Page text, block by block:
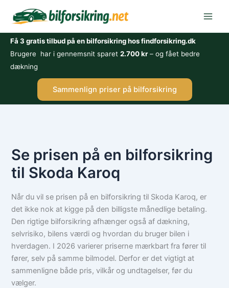
Få 3 gratis tilbud på en bilforsikring hos findforsikring.dk
Brugere har i gennemsnit sparet 2.700 kr– og fået bedre
dækning
Sammenlign priser på bilforsikring
Se prisen på en bilforsikring
til Skoda Karoq
Når du vil se prisen på en bilforsikring til Skoda Karoq, er
det ikke nok at kigge på den billigste månedlige betaling.
Den rigtige bilforsikring afhænger også af dækning,
selvrisiko, bilens værdi og hvordan du bruger bilen i
hverdagen. I 2026 varierer priserne mærkbart fra fører til
fører, selv på samme bilmodel. Derfor er det vigtigt at
sammenligne både pris, vilkår og undtagelser, før du
vælger.